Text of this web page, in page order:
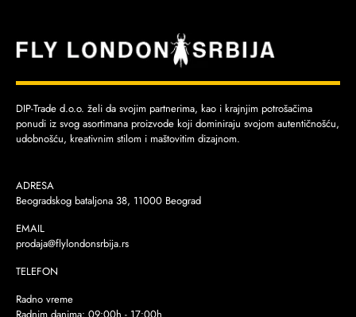
DIP-Trade d.o.o. želi da svojim partnerima, kao i krajnjim potrošačima
ponudi iz svog asortimana proizvode koji dominiraju svojom autentičnošću,
udobnošću, kreativnim stilom i maštovitim dizajnom.
ADRESA
Beogradskog bataljona 38, 11000 Beograd
EMAIL
prodaja@flylondonsrbija.rs
TELEFON
Radno vreme